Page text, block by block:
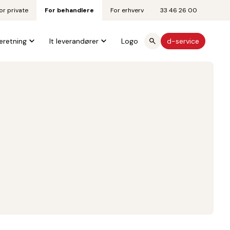
private For behandlere For erhverv 33 46 26 00
It leverandører Logo d-service